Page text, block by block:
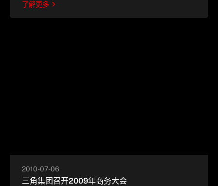
了解更多
2010-07-06
三角集团召开2009年商务大会